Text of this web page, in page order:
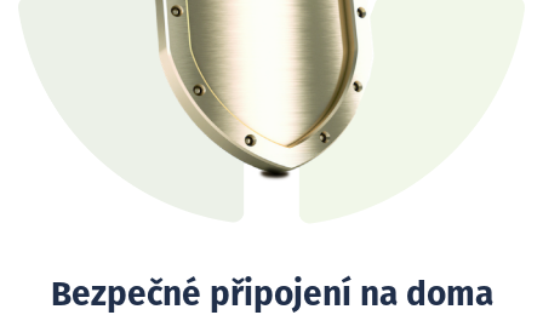
Bezpečné připojení na doma